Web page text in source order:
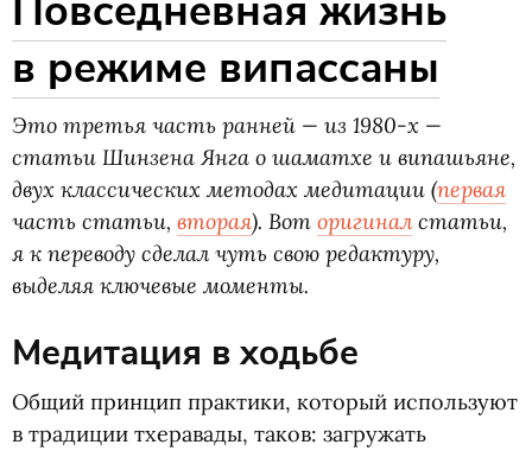
в режиме випассаны
Это третья часть ранней — из 1980-х —
статьи Шинзена Янга о шаматхе и випашьяне,
двух классических методах медитации (первая
часть статьи, вторая). Вот оригинал статьи,
я к переводу сделал чуть свою редактуру,
выделяя ключевые моменты.
Медитация в ходьбе
Общий принцип практики, который используют
в традиции тхеравады, таков: загружать